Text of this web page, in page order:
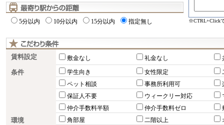
5分以内 10分以内 15分以内 指定無し ※CTRL+Click
賃料設定 敷金なし 礼金なし
条件 学生向き 女性限定
ペット相談
事務所利用可
保証人不要
ウィークリー対応
仲介手数料半額
仲介手数料ゼロ
環境 角部屋 二階以上